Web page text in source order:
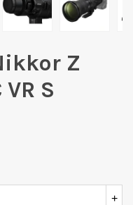
Z
S
+